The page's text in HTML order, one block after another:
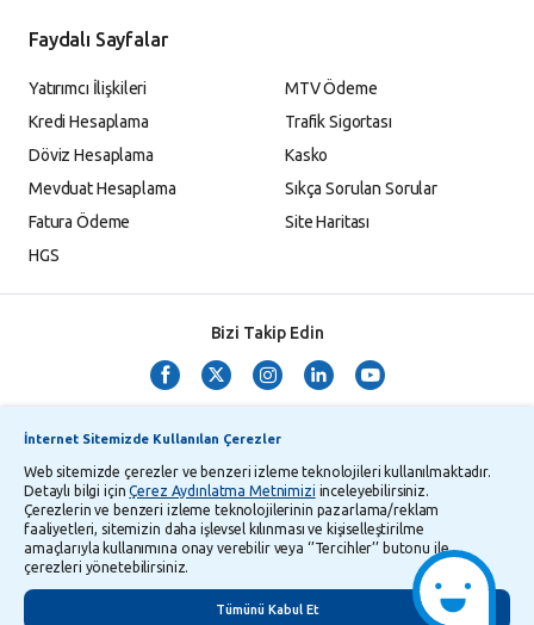
Faydalı Sayfalar
Yatırımcı İlişkileri
Kredi Hesaplama
Döviz Hesaplama
Mevduat Hesaplama
Fatura Ödeme
HGS
MTV Ödeme
Trafik Sigortası
Kasko
Sıkça Sorulan Sorular
Site Haritası
Bizi Takip Edin
TMSF ve YTM Zaman Aşımı Listesi Bilgi Toplumu Hizmetleri
Kişisel Verilerin Korunması Gizlilik Politikası Çerez Aydınlatma Metni
İletişim English
İnternet Sitemizde Kullanılan Çerezler
Web sitemizde çerezler ve benzeri izleme teknolojileri kullanılmaktadır.
Detaylı bilgi içinÇerez Aydınlatma Metnimizi inceleyebilirsiniz.
Çerezlerin ve benzeri izleme teknolojilerinin pazarlama/reklam
faaliyetleri, sitemizin daha işlevsel kılınması ve kişiselleştirilme
amaçlarıyla kullanımına onay verebilir veya ‘’Tercihler’’ butonu ile
çerezleri yönetebilirsiniz.
Tümünü Kabul Et